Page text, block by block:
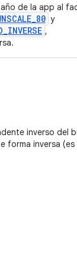
de la app al
y
,
inverso del
forma inversa (es